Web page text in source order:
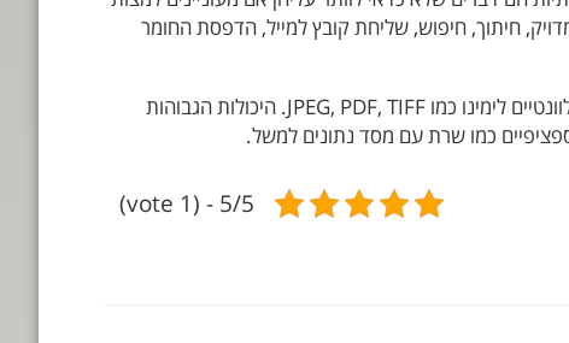
חיתוך, חיפוש, שליחת קובץ למייל, הדפסת החומר
בנוסף, קל לזהות את היכולות הגבוהות של תוכנת סריקת מסמכים אם מזהים את האפשרויות לייצוא חומר סרוק בפורמטים רלוונטיים לימינו כמו JPEG, PDF, TIFF. היכולות הגבוהות
כמו שרת עם מסד נתונים למשל.
5/5 - (1 vote)